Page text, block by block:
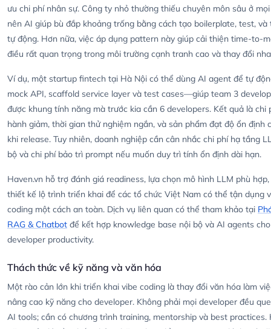
ưu chi phí nhân sự. Công ty nhỏ thường thiếu chuyên môn sâu ở
nên AI giúp bù đắp khoảng trống bằng cách tạo boilerplate, test, và
tự động. Hơn nữa, việc áp dụng pattern này giúp cải thiện time-to-
điều rất quan trọng trong môi trường cạnh tranh cao và thay đổi
Ví dụ, một startup fintech tại Hà Nội có thể dùng AI agent để tự
mock API, scaffold service layer và test cases—giúp team 3
được khung tính năng mà trước kia cần 6 developers. Kết quả là chi
hành giảm, thời gian thử nghiệm ngắn, và sản phẩm đạt độ ổn định
khi release. Tuy nhiên, doanh nghiệp cần cân nhắc chi phí hạ tầng
bộ và chi phí bảo trì prompt nếu muốn duy trì tính ổn định dài hạn.
Haven.vn hỗ trợ đánh giá readiness, lựa chọn mô hình LLM phù
thiết kế lộ trình triển khai để các tổ chức Việt Nam có thể tận dụng
coding một cách an toàn. Dịch vụ liên quan có thể tham khảo tại
RAG & Chatbot để kết hợp knowledge base nội bộ và AI agents cho
developer productivity.
Thách thức về kỹ năng và văn hóa
Một rào cản lớn khi triển khai vibe coding là thay đổi văn hóa làm
nâng cao kỹ năng cho developer. Không phải mọi developer đều
AI tools; cần có chương trình training, mentorship và best practices.